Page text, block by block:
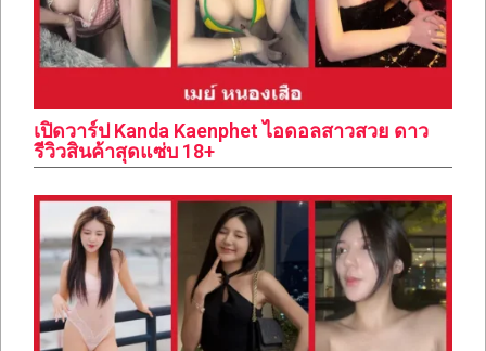
เปิดวาร์ป Kanda Kaenphet ไอดอลสาวสวย ดาว
รีวิวสินค้าสุดแซ่บ 18+